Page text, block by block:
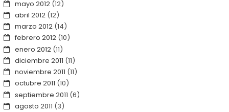
mayo 2012(12)
abril 2012(12)
marzo 2012(14)
febrero 2012(10)
enero 2012(11)
diciembre 2011 (11)
noviembre 2011 (11)
octubre 2011 (10)
septiembre 2011 (6)
agosto 2011 (3)